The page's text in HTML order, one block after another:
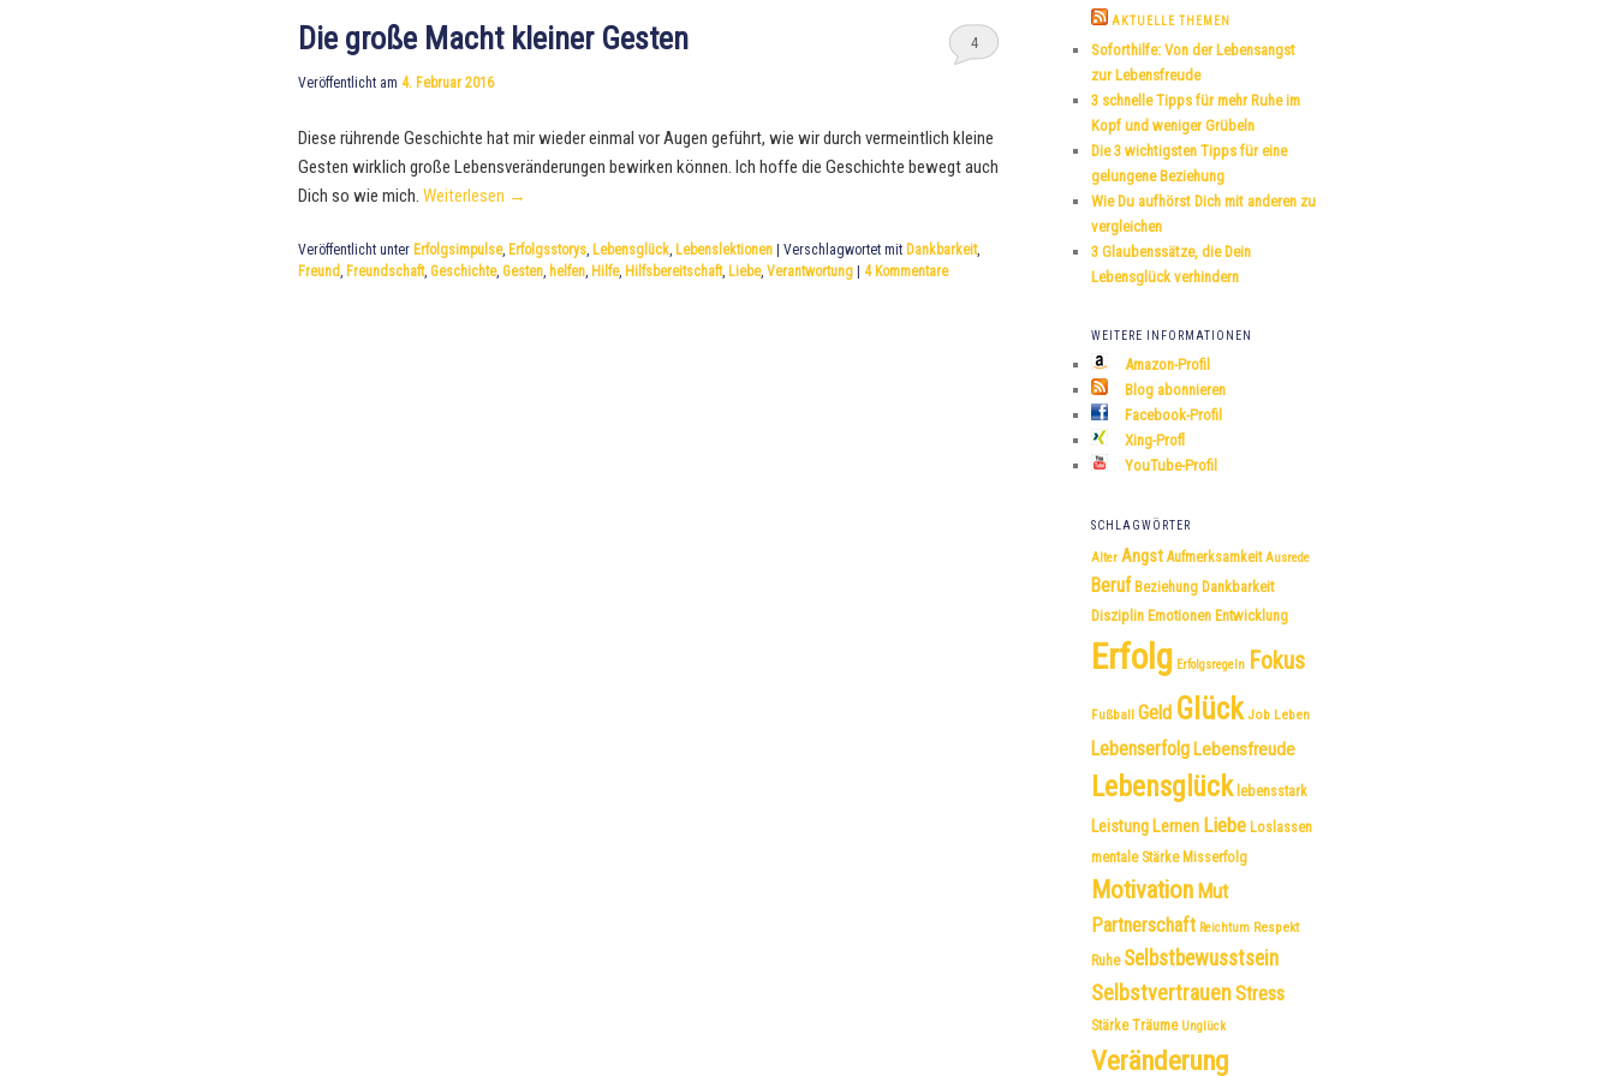
Die große Macht kleiner Gesten
Veröffentlicht am 4. Februar 2016
4
Diese rührende Geschichte hat mir wieder einmal vor Augen geführt, wie wir durch vermeintlich kleine
Gesten wirklich große Lebensveränderungen bewirken können. Ich hoffe die Geschichte bewegt auch
Dich so wie mich. Weiterlesen →
Veröffentlicht unter Erfolgsimpulse, Erfolgsstorys, Lebensglück, Lebenslektionen Verschlagwortet mit Dankbarkeit,
Freund, Freundschaft, Geschichte, Gesten, helfen, Hilfe, Hilfsbereitschaft, Liebe, Verantwortung 4Kommentare
h
n
AKTUELLE THEMEN
Soforthilfe: Von der Lebensangst
zur Lebensfreude
3 schnelle Tipps für mehr Ruhe im
Kopf und weniger Grübeln
Die 3 wichtigsten Tipps für eine
gelungene Beziehung
Wie Du aufhörst Dich mit anderen zu
vergleichen
3 Glaubenssätze, die Dein
Lebensglück verhindern
WEITERE INFORMATIONEN
Amazon-Profil
Blog abonnieren
Facebook-Profil
Xing-Profl
YouTube-Profil
SCHLAGWÖRTER
Alter Angst Aufmerksamkeit Ausrede
Beruf Beziehung Dankbarkeit
Disziplin Emotionen Entwicklung
Erfolg Erfolgsregeln Fokus
Fußball Geld Glück Job Leben
Lebenserfolg Lebensfreude
Lebensglück lebensstark
Leistung Lernen Liebe Loslassen
mentale Stärke Misserfolg
Motivation Mut
Partnerschaft Reichtum Respekt
Ruhe Selbstbewusstsein
SelbstvertrauenStress
Stärke Träume Unglück
Veränderung